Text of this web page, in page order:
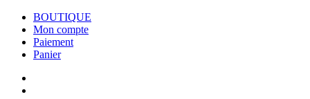
BOUTIQUE
Mon compte
Paiement
Panier